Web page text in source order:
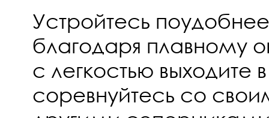
Устройтесь
благодаря плавному
с легкостью выходите
соревнуйтесь со